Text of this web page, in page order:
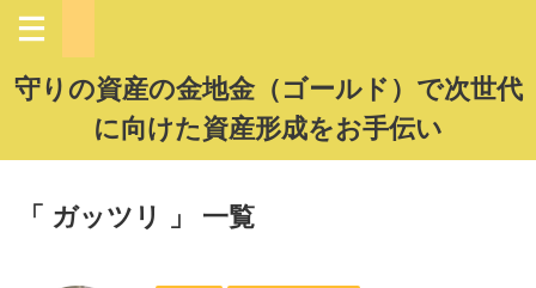
守りの資産の金地金（ゴールド）で次世代
に向けた資産形成をお手伝い
「 ガッツリ 」 一覧